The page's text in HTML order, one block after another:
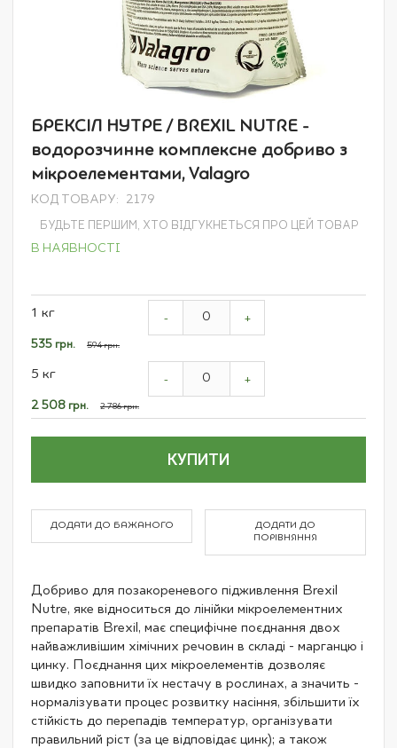
Перейти
початку
галереї
зображень
БРЕКСІЛ НУТРЕ / BREXIL NUTRE -
водорозчинне комплексне добриво з
мікроелементами, Valagro
КОД ТОВАРУ 2179
БУДЬТЕ ПЕРШИМ, ХТО ВІДГУКНЕТЬСЯ ПРО ЦЕЙ ТОВАР
В НАЯВНОСТІ
product
1 кг
Спеціальна
535 грн. 594 грн.
- +
5 кг
Спеціальна
ціна
2 508 грн. 2 786 грн.
- +
КУПИТИ
ДОДАТИ ДО БАЖАНОГО
ДОДАТИ ДО
ПОРІВНЯННЯ
Добриво для позакореневого підживлення Brexil
Nutre, яке відноситься до лінійки мікроелементних
препаратів Brexil, має специфічне поєднання двох
найважливішим хімічних речовин в складі - марганцю і
цинку. Поєднання цих мікроелементів дозволяє
швидко заповнити їх нестачу в рослинах, а значить -
нормалізувати процес розвитку насіння, збільшити їх
стійкість до перепадів температур, організувати
правильний ріст (за це відповідає цинк); а також